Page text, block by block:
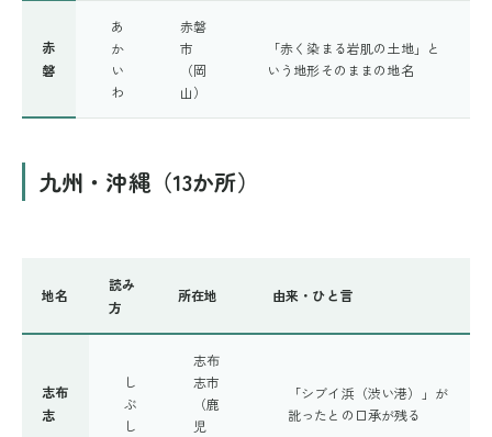
赤
磐
あ
か
い
わ
赤磐
市
（岡
山）
「赤く染まる岩肌の土地」と
いう地形そのままの地名
九州・沖縄（13か所）
地名
読み
方
所在地 由来・ひと言
志布
志
し
ぶ
し
志布
志市
（鹿
児
「シブイ浜（渋い港）」が
訛ったとの口承が残る